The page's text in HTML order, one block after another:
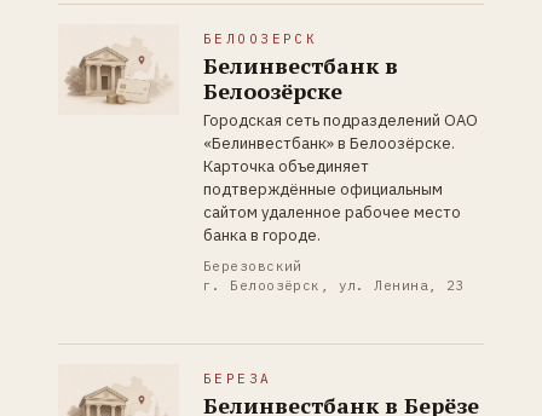
БЕЛООЗЕРСК
Белинвестбанк в
Белоозёрске
Городская сеть подразделений ОАО
«Белинвестбанк» в Белоозёрске.
Карточка объединяет
подтверждённые официальным
сайтом удаленное рабочее место
банка в городе.
Березовский
г. Белоозёрск, ул. Ленина, 23
БЕРЕЗА
Белинвестбанк в Берёзе